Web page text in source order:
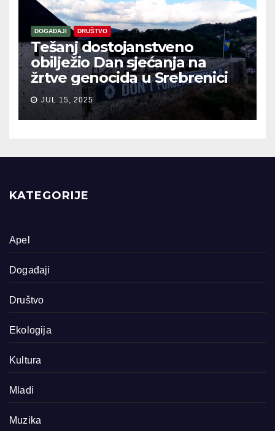
DOGAĐAJI DRUŠTVO
Tešanj dostojanstveno
obilježio Dan sjećanja na
žrtve genocida u Srebrenici
JUL 15, 2025
KATEGORIJE
Apel
Događaji
Društvo
Ekologija
Kultura
Mladi
Muzika